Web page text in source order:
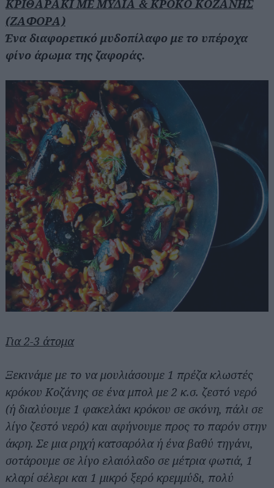
ΚΡΙΘΑΡΑΚΙ ΜΕ ΜΥΔΙΑ & ΚΡΟΚΟ ΚΟΖΑΝΗΣ
(ΖΑΦΟΡΑ)
Ένα διαφορετικό μυδοπίλαφο με το υπέροχα
φίνο άρωμα της ζαφοράς.
Για 2-3 άτομα
Ξεκινάμε με το να μουλιάσουμε 1 πρέζα κλωστές
κρόκου Κοζάνης σε ένα μπολ με 2 κ.σ. ζεστό νερό
(ή διαλύουμε 1 φακελάκι κρόκου σε σκόνη, πάλι σε
λίγο ζεστό νερό) και αφήνουμε προς το παρόν στην
άκρη. Σε μια ρηχή κατσαρόλα ή ένα βαθύ τηγάνι,
σοτάρουμε σε λίγο ελαιόλαδο σε μέτρια φωτιά, 1
κλαρί σέλερι και 1 μικρό ξερό κρεμμύδι, πολύ